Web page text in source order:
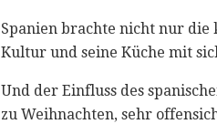
Spanien brachte nicht nur die
Kultur und seine Küche mit
Und der Einfluss des
zu Weihnachten, sehr